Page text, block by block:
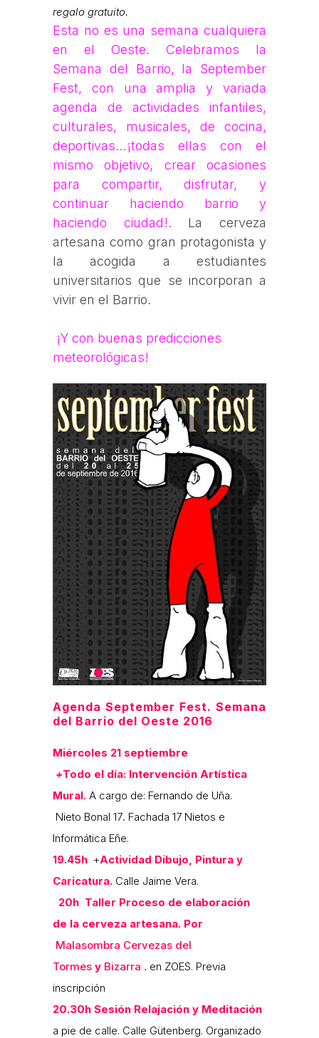
regalo gratuito.
Esta no es una semana cualquiera
en el Oeste. Celebramos la
Semana del Barrio, la September
Fest, con una amplia y variada
agenda de actividades infantiles,
culturales, musicales, de cocina,
deportivas…¡todas ellas con el
mismo objetivo, crear ocasiones
para compartir, disfrutar, y
continuar haciendo barrio y
haciendo ciudad!. La cerveza
artesana como gran protagonista y
la acogida a estudiantes
universitarios que se incorporan a
vivir en el Barrio.
¡Y con buenas predicciones
meteorológicas!
Agenda September Fest. Semana
del Barrio del Oeste 2016
Miércoles 21 septiembre
+Todo el día: Intervención Artística
Mural. A cargo de: Fernando de Uña.
Nieto Bonal 17. Fachada 17 Nietos e
Informática Eñe.
19.45h +Actividad Dibujo, Pintura y
Caricatura. Calle Jaime Vera.
20h Taller Proceso de elaboración
de la cerveza artesana. Por
Malasombra Cervezas del
Tormes y Bizarra . en ZOES. Previa
inscripción
20.30h Sesión Relajación y Meditación
a pie de calle. Calle Gütenberg. Organizado